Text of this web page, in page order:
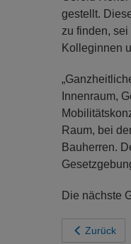
gestellt.
zu finden,
Kolleginnen
Innenraum,
Raum, bei
Bauherren.
Die nächste
Zurück